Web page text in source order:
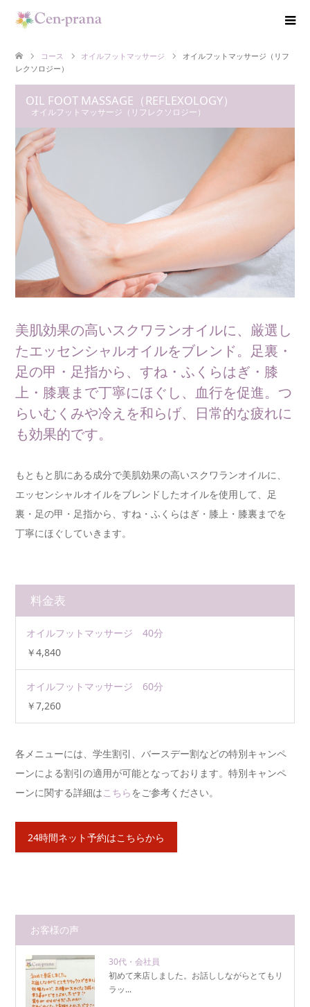
コース オイルフットマッサージ
オイルフットマッサージ（リフ
レクソロジー）
OIL FOOT MASSAGE（REFLEXOLOGY）
オイルフットマッサージ（リフレクソロジー）
美肌効果の高いスクワランオイルに、厳選し
たエッセンシャルオイルをブレンド。足裏・
足の甲・足指から、すね・ふくらはぎ・膝
上・膝裏まで丁寧にほぐし、血行を促進。つ
らいむくみや冷えを和らげ、日常的な疲れに
も効果的です。
もともと肌にある成分で美肌効果の高いスクワランオイルに、
エッセンシャルオイルをブレンドしたオイルを使用して、足
裏・足の甲・足指から、すね・ふくらはぎ・膝上・膝裏までを
丁寧にほぐしていきます。
料金表
オイルフットマッサージ 40分
￥4,840
オイルフットマッサージ 60分
￥7,260
各メニューには、学生割引、バースデー割などの特別キャンペ
ーンによる割引の適用が可能となっております。特別キャンペ
ーンに関する詳細はこちらをご参考ください。
24時間ネット予約はこちらから
お客様の声
30代・会社員
初めて来店しました。お話ししながらとてもリ
ラッ...